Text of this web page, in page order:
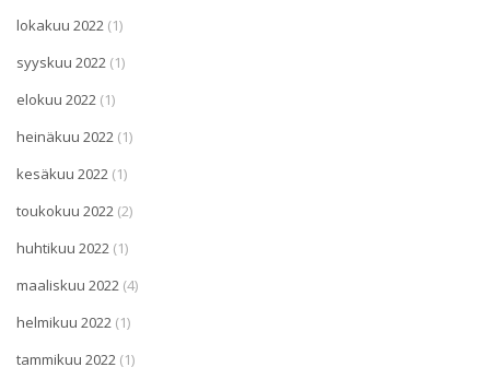
lokakuu 2022 (1)
syyskuu 2022 (1)
elokuu 2022 (1)
heinäkuu 2022 (1)
kesäkuu 2022 (1)
toukokuu 2022 (2)
huhtikuu 2022 (1)
maaliskuu 2022 (4)
helmikuu 2022 (1)
tammikuu 2022 (1)